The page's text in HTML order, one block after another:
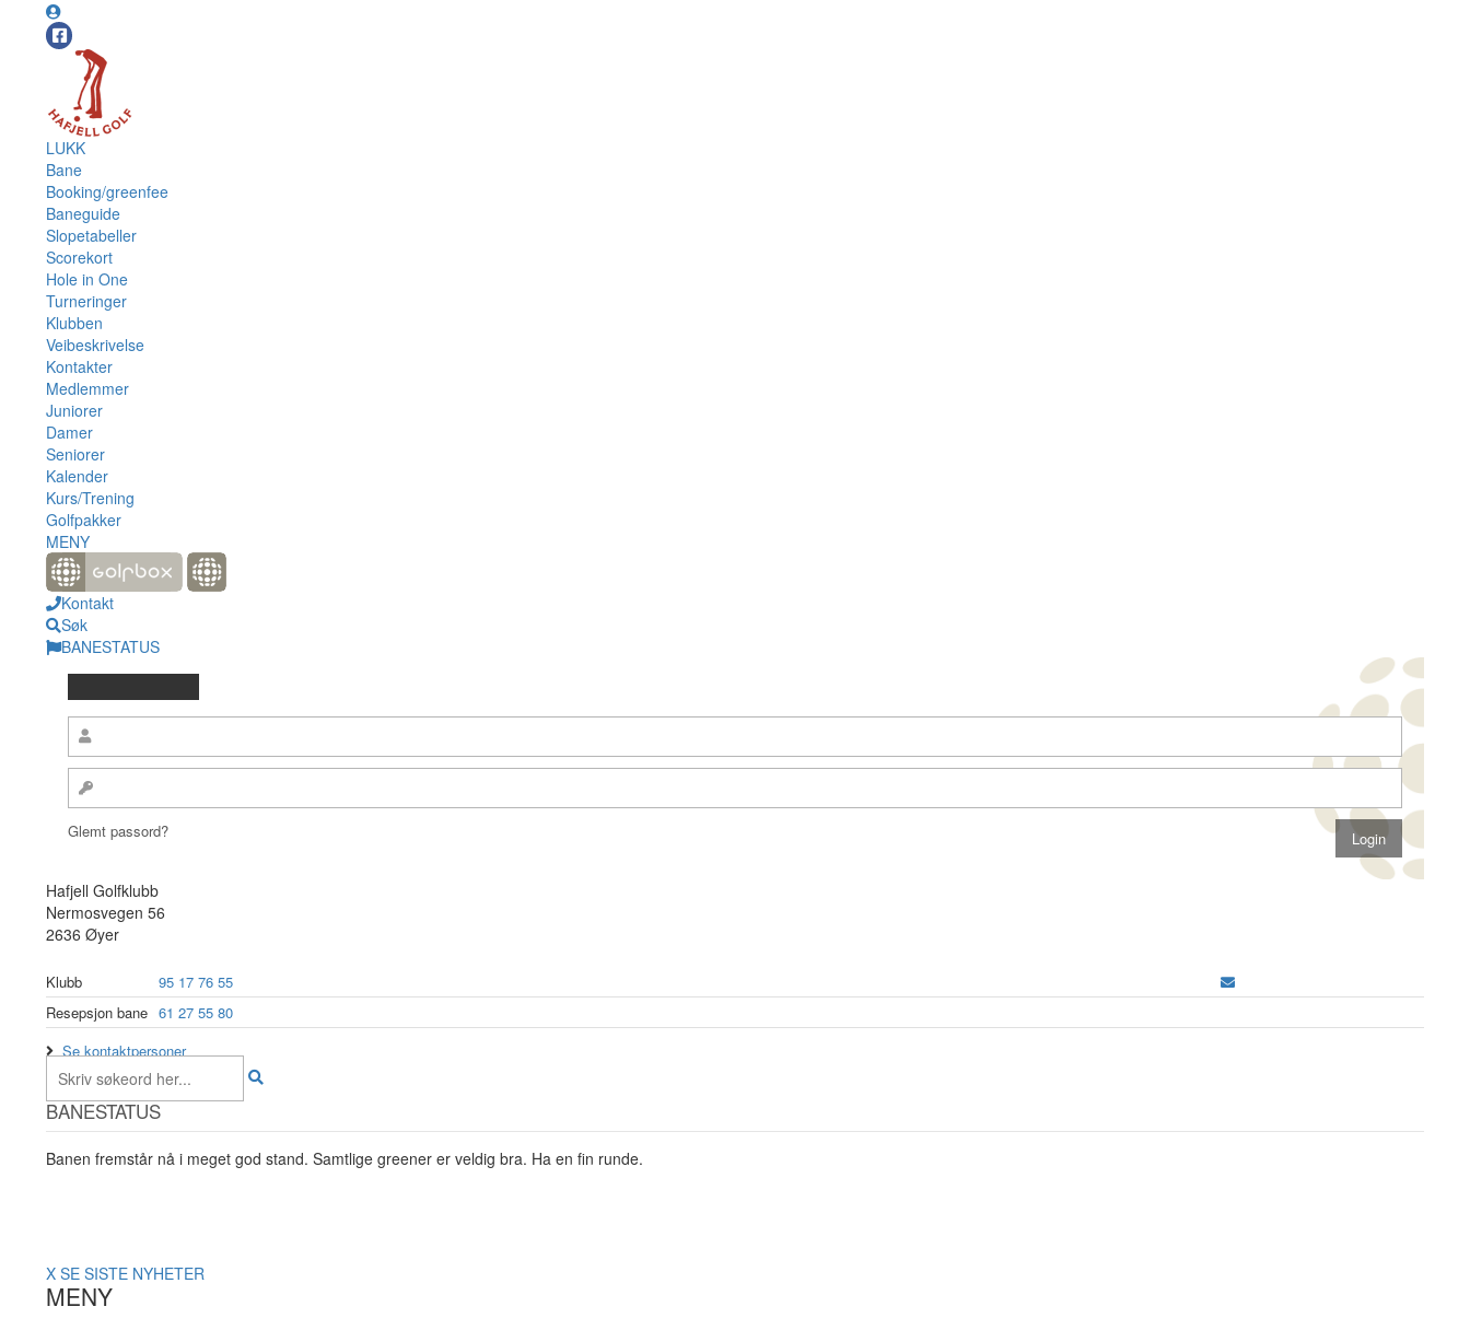
LUKK
Bane
Booking/greenfee
Baneguide
Slopetabeller
Scorekort
Hole in One
Turneringer
Klubben
Veibeskrivelse
Kontakter
Medlemmer
Juniorer
Damer
Seniorer
Kalender
Kurs/Trening
Golfpakker
MENY
Kontakt
Søk
BANESTATUS
Glemt passord?
Hafjell Golfklubb
Nermosvegen 56
2636 Øyer
Klubb
95 17 76 55
Resepsjon bane 61 27 55 80
Se kontaktpersoner
BANESTATUS
Banen fremstår nå i meget god stand. Samtlige greener er veldig bra. Ha en fin runde.
X SE SISTE NYHETER
MENY